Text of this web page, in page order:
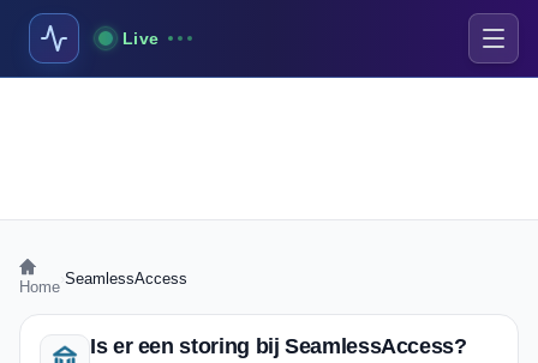
Live
Home SeamlessAccess
Is er een storing bij SeamlessAccess?